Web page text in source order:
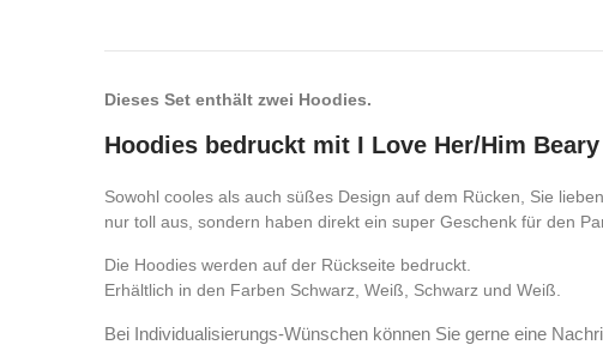
Dieses Set enthält zwei Hoodies.
Hoodies bedruckt mit I Love Her/Him
Sowohl cooles als auch süßes Design auf dem Rücken, Sie
nur toll aus, sondern haben direkt ein super Geschenk für den
Die Hoodies werden auf der Rückseite bedruckt.
Erhältlich in den Farben Schwarz, Weiß, Schwarz und Weiß.
Bei Individualisierungs-Wünschen können Sie gerne eine